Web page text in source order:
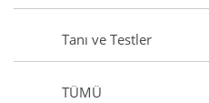
Tanı ve Testler
TÜMÜ